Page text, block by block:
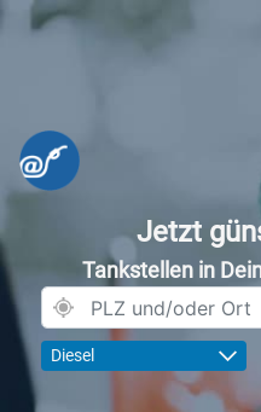
Jetzt
Tankstellen in
Diesel